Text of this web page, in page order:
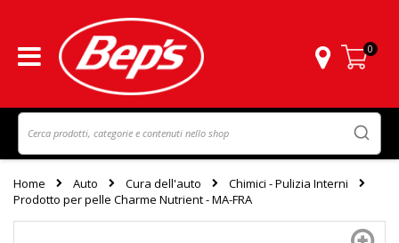
Carrello
0
Home Auto Cura dell'auto
Chimici - Pulizia Interni
Prodotto per pelle Charme Nutrient - MA-FRA